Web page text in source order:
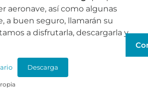
aeronave, así como algunas
a buen seguro, llamarán su
a disfrutarla, descargarla y
Descarga